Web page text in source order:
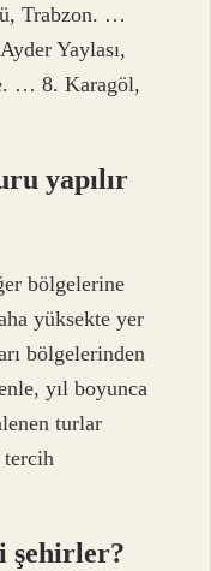
Trabzon. …
Yaylası,
… 8. Karagöl,
yapılır
bölgelerine
yüksekte yer
bölgelerinden
yıl boyunca
turlar
tercih
şehirler?